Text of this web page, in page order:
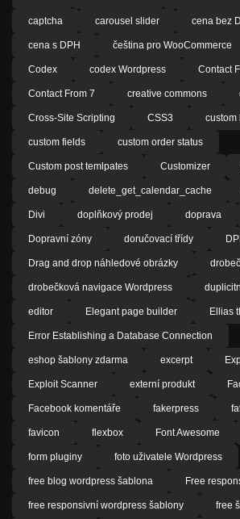
captcha carousel slider cena bez
cena s DPH čeština pro WooCommerce
Codex codex Wordpress Contact
Contact From 7 creative commons
Cross-Site Scripting CSS3 custom
custom fields custom order status
Custom post temlpates Customizer
debug delete_get_calendar_cache
Divi doplňkový prodej doprava
Dopravní zóny doručovací třídy
Drag and drop náhledové obrázky
drobečková navigace Wordpress
editor Elegant page builder Ellias
Error Establishing a Database Connection
eshop šablony zdarma excerpt
Exploit Scanner externí produkt
Facebook komentáře fakerpress
favicon flexbox Font Awesome
form pluginy foto uživatele Wordpress
free blog wordpress šablona Free
free responsivní wordpress šablony free